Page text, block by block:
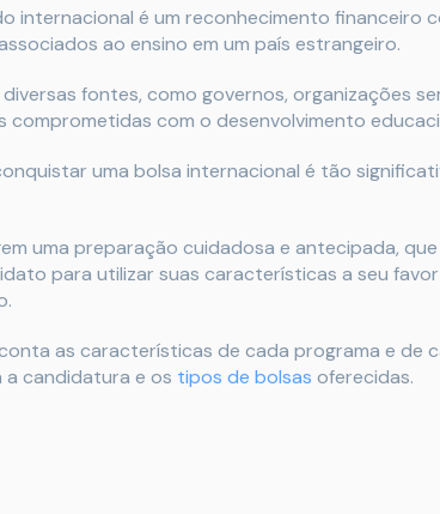
internacional é um reconhecimento financeiro
ao ensino em um país estrangeiro.
fontes, como governos, organizações
comprometidas com o desenvolvimento
uma bolsa internacional é tão
uma preparação cuidadosa e antecipada,
para utilizar suas características a seu
as características de cada programa e de
candidatura e os tipos de bolsas oferecidas.